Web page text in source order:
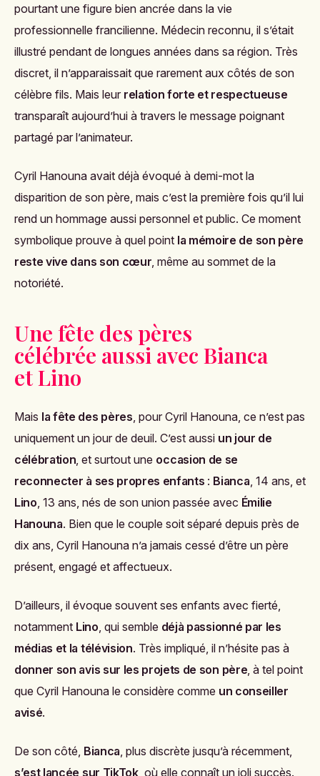
pourtant une figure bien ancrée dans la vie
professionnelle francilienne. Médecin reconnu, il s’était
illustré pendant de longues années dans sa région. Très
discret, il n’apparaissait que rarement aux côtés de son
célèbre fils. Mais leur relation forte et respectueuse
transparaît aujourd’hui à travers le message poignant
partagé par l’animateur.
Cyril Hanouna avait déjà évoqué à demi-mot la
disparition de son père, mais c’est la première fois qu’il lui
rend un hommage aussi personnel et public. Ce moment
symbolique prouve à quel point la mémoire de son père
reste vive dans son cœur , même au sommet de la
notoriété.
Une fête des pères
célébrée aussi avec Bianca
et Lino
Mais la fête des pères , pour Cyril Hanouna, ce n’est pas
uniquement un jour de deuil. C’est aussi un jour de
célébration , et surtout une occasion de se
reconnecter à ses propres enfants : Bianca , 14 ans, et
Lino , 13 ans, nés de son union passée avec Émilie
Hanouna. Bien que le couple soit séparé depuis près de
dix ans, Cyril Hanouna n’a jamais cessé d’être un père
présent, engagé et affectueux.
D’ailleurs, il évoque souvent ses enfants avec fierté,
notamment Lino , qui semble déjà passionné par les
médias et la télévision. Très impliqué, il n’hésite pas à
donner son avis sur les projets de son père , à tel point
que Cyril Hanouna le considère comme un conseiller
avisé.
De son côté, Bianca , plus discrète jusqu’à récemment,
s’est lancée sur TikTok, où elle connaît un joli succès.